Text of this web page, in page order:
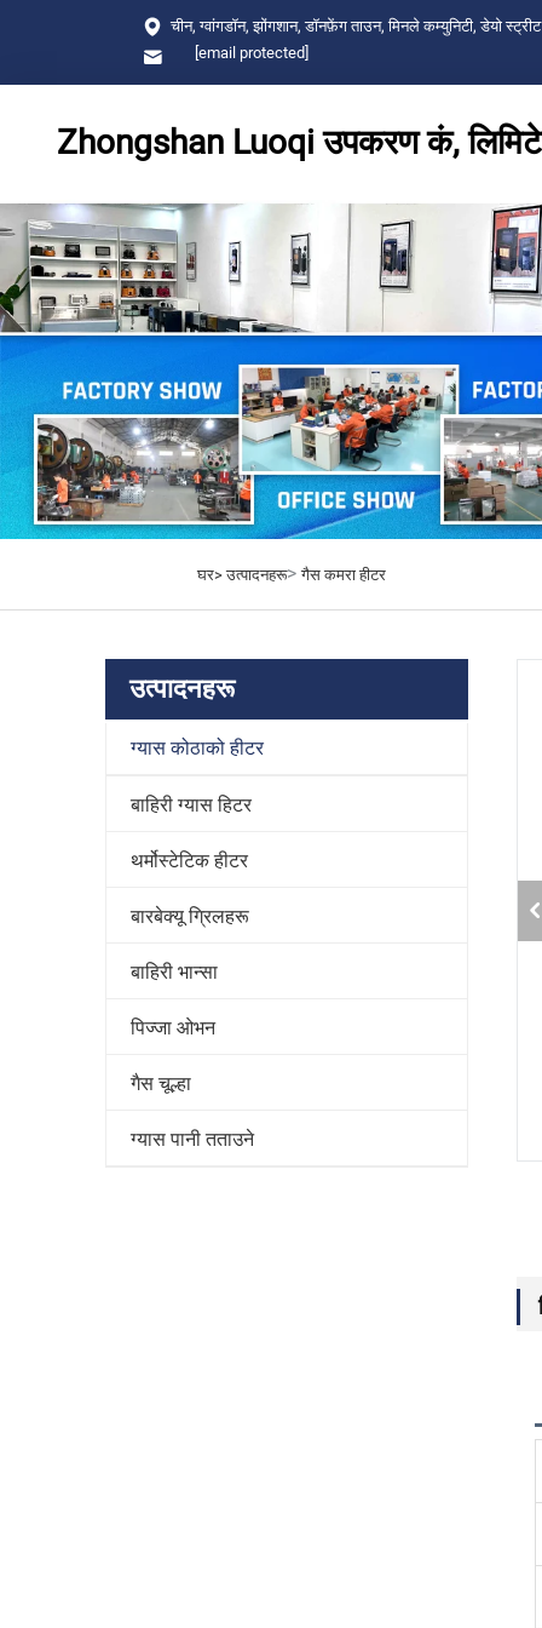
चीन, ग्वांगडॉन, झोंगशान, डॉनफ़ेंग ताउन, मिनले कम्युनिटी, डेयो स्ट्रीट
[email protected]
Zhongshan Luoqi उपकरण कं,
घर>उत्पादनहरू>गैस कमरा हीटर
उत्पादनहरू
ग्यास कोठाको हीटर
बाहिरी ग्यास हिटर
थर्मोस्टेटिक हीटर
बारबेक्यू ग्रिलहरू
बाहिरी भान्सा
पिज्जा ओभन
गैस चूल्हा
ग्यास पानी तताउने